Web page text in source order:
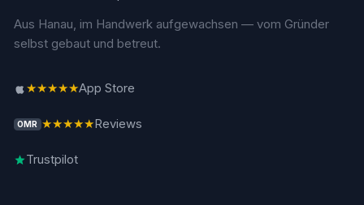
Aus Hanau, im Handwerk aufgewachsen — vom Gründer
selbst gebaut und betreut.
★★★★★App Store
OMR ★★★★★Reviews
Trustpilot